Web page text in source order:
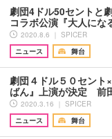
劇団4ドル50セントと
コラボ公演『大人に
2020.8.6 ｜ SPICER
ニュース
舞台
劇団４ドル５０セン
ばん』上演が決定 前
2020.3.16 ｜ SPICER
ニュース
舞台